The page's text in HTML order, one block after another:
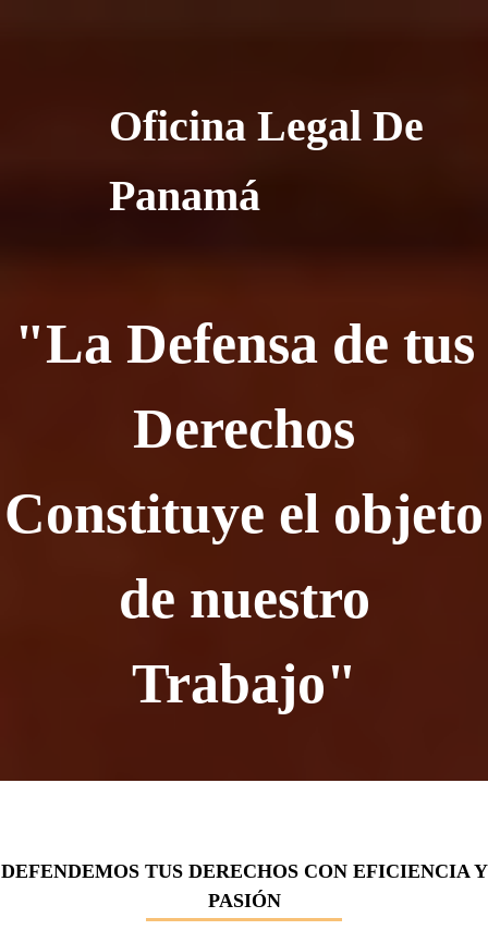
Oficina Legal De
Panamá
"La Defensa de tus
Derechos
Constituye el objeto
de nuestro
Trabajo"
DEFENDEMOS TUS DERECHOS CON EFICIENCIA Y
PASIÓN